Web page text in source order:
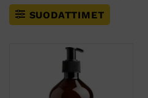
SUODATTIMET